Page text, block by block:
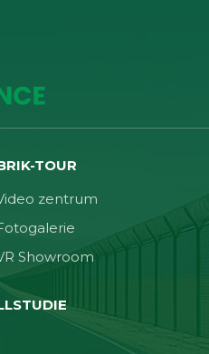
TOUR
zentrum
Showroom